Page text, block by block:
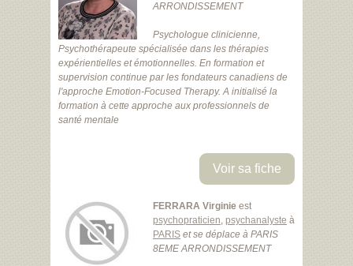
ARRONDISSEMENT
Psychologue clinicienne,
Psychothérapeute spécialisée dans les thérapies
expérientielles et émotionnelles. En formation et
supervision continue par les fondateurs canadiens de
l'approche Emotion-Focused Therapy. A initialisé la
formation à cette approche aux professionnels de
santé mentale
Voir sa fiche
FERRARA Virginie est
psychopraticien, psychanalyste à
PARIS et se déplace à PARIS
8EME ARRONDISSEMENT